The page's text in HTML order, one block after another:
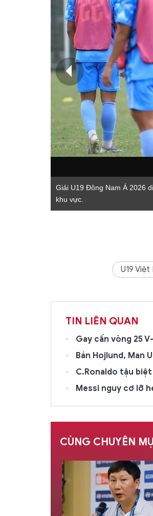
Giải U19 Đông Nam Á 2026
khu vực.
U19 Việt
TIN LIÊN QUAN
Gay cấn vòng 25
Bán Hojlund, Man
C.Ronaldo tậu
Messi nguy cơ lỡ
CÙNG CHUYÊN